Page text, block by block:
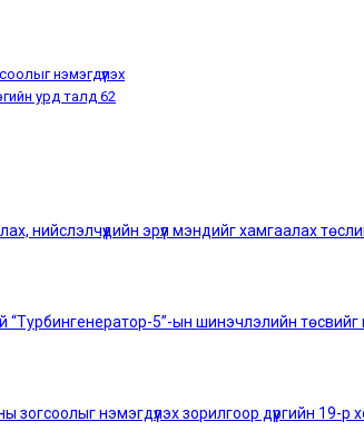
нэмэгдүүлэх
урд талд 62
нийслэлчүүдийн эрүүл мэндийг хамгаалах
5”-ын шинэчлэлийн
нэмэгдүүлэх зорилгоор дүүргийн